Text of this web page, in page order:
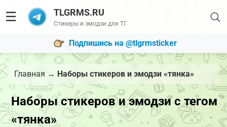
☰ TLGRMS.RU
Стикеры и эмодзи для ТГ
Подпишись на @tlgrmsticker
Главная → Наборы стикеров и эмодзи «тянка»
Наборы стикеров и эмодзи с тегом
«тянка»